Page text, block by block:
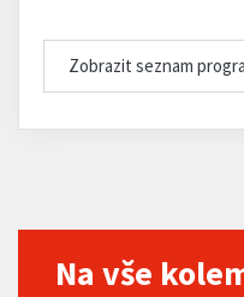
Zobrazit seznam
Na vše